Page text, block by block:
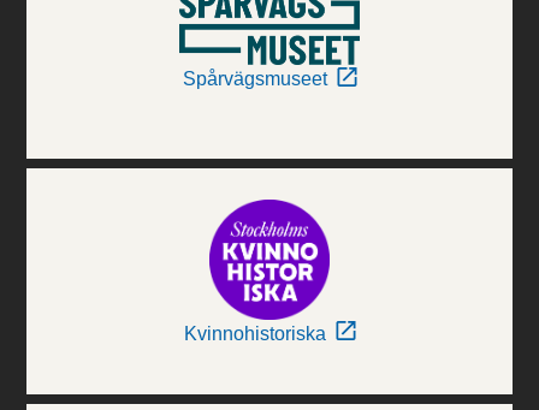
Spårvägsmuseet
Kvinnohistoriska